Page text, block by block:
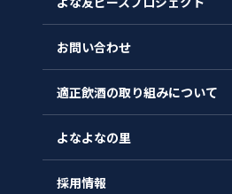
お問い合わせ
適正飲酒の取り組みについて
よなよなの里
採用情報